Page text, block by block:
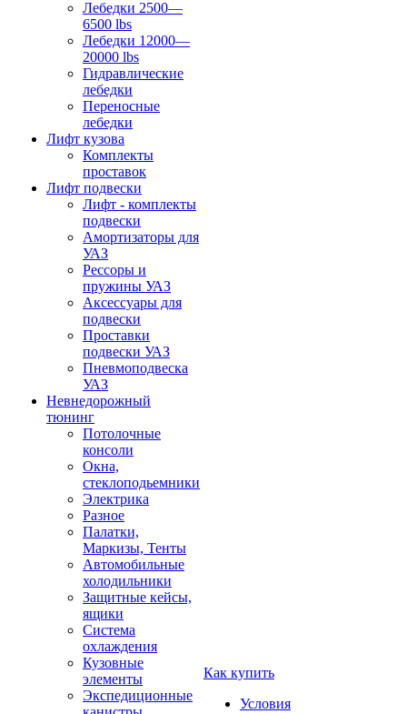
Лебедки 2500—
6500 lbs
Лебедки 12000—
20000 lbs
Гидравлические
лебедки
Переносные
лебедки
Лифт кузова
Комплекты
проставок
Лифт подвески
Лифт - комплекты
подвески
Амортизаторы для
УАЗ
Рессоры и
пружины УАЗ
Аксессуары для
подвески
Проставки
подвески УАЗ
Пневмоподвеска
УАЗ
Невнедорожный
тюнинг
Потолочные
консоли
Окна,
стеклоподьемники
Электрика
Разное
Палатки,
Маркизы, Тенты
Автомобильные
холодильники
Защитные кейсы,
ящики
Система
охлаждения
Кузовные
элементы
Экспедиционные
Как купить
Условия